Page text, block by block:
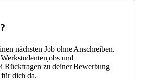
nächsten Job ohne Anschreiben.
und
Rückfragen zu deiner Bewerbung
dich da.